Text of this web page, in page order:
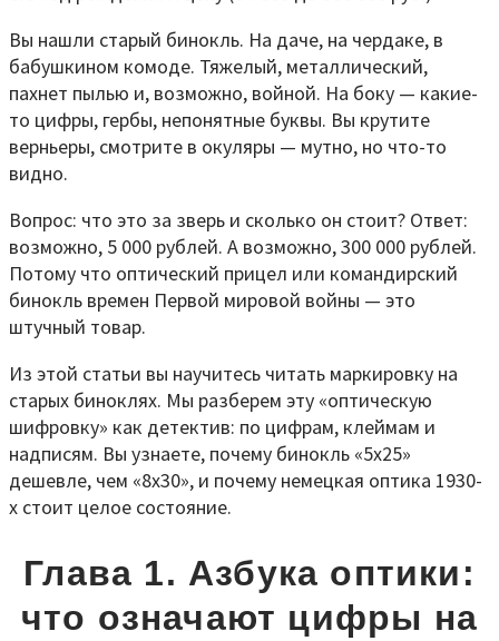
Вы нашли старый бинокль. На даче, на чердаке, в
бабушкином комоде. Тяжелый, металлический,
пахнет пылью и, возможно, войной. На боку — какие-
то цифры, гербы, непонятные буквы. Вы крутите
верньеры, смотрите в окуляры — мутно, но что-то
видно.
Вопрос: что это за зверь и сколько он стоит? Ответ:
возможно, 5 000 рублей. А возможно, 300 000 рублей.
Потому что оптический прицел или командирский
бинокль времен Первой мировой войны — это
штучный товар.
Из этой статьи вы научитесь читать маркировку на
старых биноклях. Мы разберем эту «оптическую
шифровку» как детектив: по цифрам, клеймам и
надписям. Вы узнаете, почему бинокль «5x25»
дешевле, чем «8x30», и почему немецкая оптика 1930-
х стоит целое состояние.
Глава 1. Азбука оптики:
что означают цифры на